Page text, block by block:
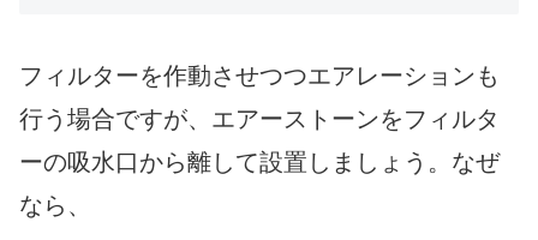
フィルターを作動させつつエアレーションも
行う場合ですが、エアーストーンをフィルタ
ーの吸水口から離して設置しましょう。なぜ
なら、